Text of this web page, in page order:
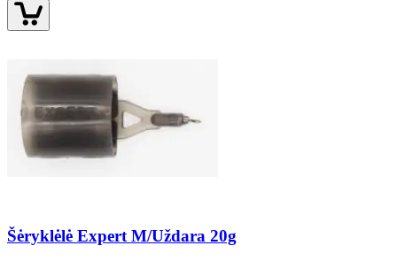
Šėryklėlė Expert M/Uždara 20g